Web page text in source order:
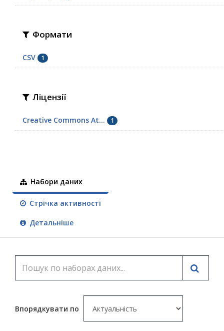
Формати
CSV 1
Ліцензії
Creative Commons At... 1
Набори даних
Стрічка активності
Детальніше
Впорядкувати по